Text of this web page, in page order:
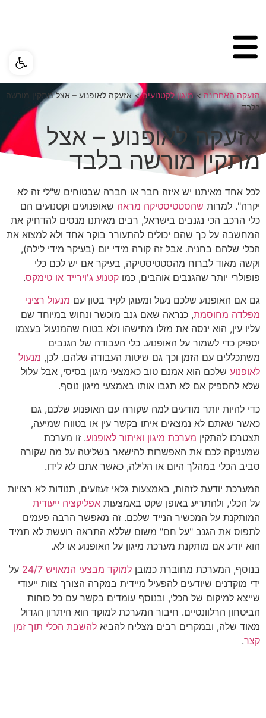
הזעקה האחרונה>מיגון לקטנועים> אזעקה לאופנוע – אצל מתקין מורשה
בלבד
אזעקה לאופנוע – אצל
מתקין מורשה בלבד
לכל אחד מאיתנו יש איזה חבר או חברה שבטוחים ש"לי זה לא
יקרה". למרות שהסטטיסטיקה מראה שאופנועים וקטנועים הם
כלי הרכב הכי נגנבים בישראל, רבים מאיתנו מנסים להדחיק את
המחשבה על כך שהם יכולים להתעורר בוקר אחד ולא למצוא את
הכלי שלהם בחניה. אבל זה קורה מידי יום (בעיקר מידי לילה),
וקשה מאוד לברוח מהסטטיסטיקה, בעיקר אם יש לכם כלי
פופולרי יותר שהגנבים אוהבים, כמו קטנוע ג'וירייד או טימקס.
גם אם האופנוע שלכם נעול ומעוגן לקיר בטון עם מנעול רציני
מפלדה מחוסמת, כנראה שאם גנב מוכשר ונחוש במיוחד שם
עליו עין, הוא ינסה את מזלו מתישהו ולא בטוח שהמנעול בעצמו
יספיק כדי לשמור על האופנוע. כלי העבודה של הגנבים
משתכללים עם הזמן וכך גם שיטות העבודה שלהם. לכן, מנעול
לאופנוע שלכם הוא אמנם טוב כאמצעי מיגון בסיסי, אבל עלול
שלא להספיק אם לא תגבו אותו באמצעי מיגון נוסף.
כדי להיות יותר מודעים למה שקורה עם האופנוע שלכם, גם
כאשר שאתם לא נמצאים איתו בקשר עין או בטווח שמיעה,
תצטרכו להתקין מערכת מיגון ואיתור לאופנוע. זו מערכת
שמעניקה לכם את האפשרות להישאר בשליטה על מה שקורה
סביב הכלי במהלך היום או הלילה, כאשר אתם לא לידו.
המערכת יודעת לזהות, באמצעות גלאי זעזועים, תנודות לא רצויות
על הכלי, ולהתריע באופן שקט באמצעות אפליקציה ייעודית
המותקנת על המכשיר הנייד שלכם. זה מאפשר הרבה פעמים
לתפוס את הגנב "על חם" משום שללא התראה רועשת לא תמיד
הוא יודע אם מותקנת מערכת מיגון על האופנוע או לא.
בנוסף, המערכת מחוברת כמובן למוקד מבצעי המאויש 24/7
על
ידי מוקדנים שיודעים להפעיל מיידית במקרה הצורך צוות ייעודי
שייצא למיקום של הכלי, ובנוסף עומדים בקשר עם כל כוחות
הביטחון הרלוונטיים. חיבור המערכת למוקד הוא היתרון הגדול
מאוד שלה, ובמקרים רבים מצליח להביא להשבת הכלי תוך זמן
קצר.